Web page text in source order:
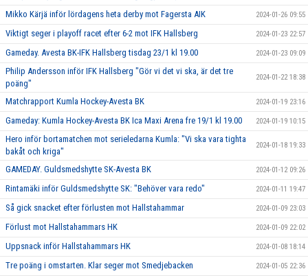
Mikko Kärjä inför lördagens heta derby mot Fagersta AIK 2024-01-26 09:55
Viktigt seger i playoff racet efter 6-2 mot IFK Hallsberg 2024-01-23 22:57
Gameday. Avesta BK-IFK Hallsberg tisdag 23/1 kl 19.00 2024-01-23 09:09
Philip Andersson inför IFK Hallsberg "Gör vi det vi ska, är det tre
poäng"
2024-01-22 18:38
Matchrapport Kumla Hockey-Avesta BK 2024-01-19 23:16
Gameday: Kumla Hockey-Avesta BK Ica Maxi Arena fre 19/1 kl 19.00 2024-01-19 10:15
Hero inför bortamatchen mot serieledarna Kumla: "Vi ska vara tighta
bakåt och kriga"
2024-01-18 19:33
GAMEDAY. Guldsmedshytte SK-Avesta BK 2024-01-12 09:26
Rintamäki inför Guldsmedshytte SK: "Behöver vara redo" 2024-01-11 19:47
Så gick snacket efter förlusten mot Hallstahammar 2024-01-09 23:03
Förlust mot Hallstahammars HK 2024-01-09 22:02
Uppsnack inför Hallstahammars HK 2024-01-08 18:14
Tre poäng i omstarten. Klar seger mot Smedjebacken 2024-01-05 22:36